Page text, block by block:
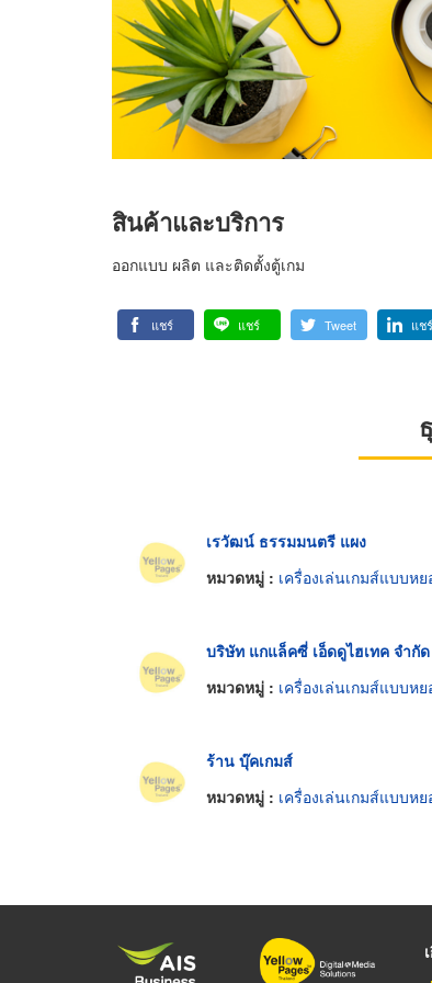
สินค้าและบริการ
ออกแบบ ผลิต และติดตั้งตู้เกม
แชร์ แชร์ Tweet แชร์
เรวัฒน์ ธรรมมนตรี แผง
หมวดหมู่ : เครื่องเล่นเกมส์แบบห
บริษัท แกแล็คซี่ เอ็ดดูไฮเทค จำกัด
หมวดหมู่ : เครื่องเล่นเกมส์แบบห
ร้าน บุ๊คเกมส์
หมวดหมู่ : เครื่องเล่นเกมส์แบบห